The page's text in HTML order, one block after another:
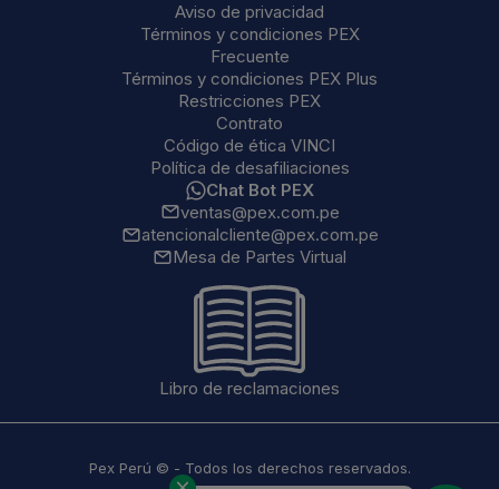
Aviso de privacidad
Términos y condiciones PEX
Frecuente
Términos y condiciones PEX Plus
Restricciones PEX
Contrato
Código de ética VINCI
Política de desafiliaciones
Chat Bot PEX
ventas@pex.com.pe
atencionalcliente@pex.com.pe
Mesa de Partes Virtual
Libro de reclamaciones
Pex Perú © - Todos los derechos reservados.